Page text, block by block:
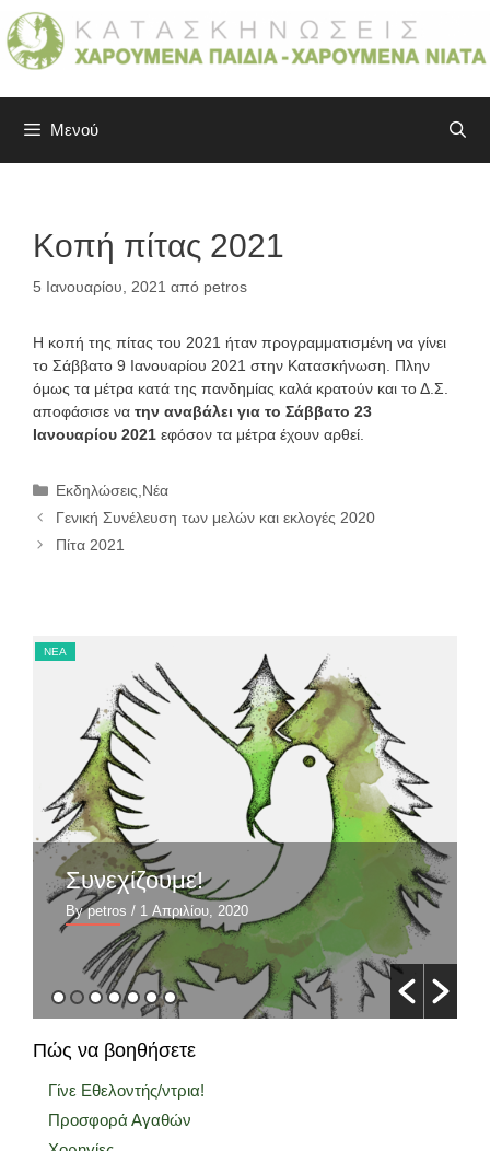
Μετάβαση
σε
περιεχόμενο
Μενού
Κοπή πίτας 2021
5 Ιανουαρίου, 2021 από petros
Η κοπή της πίτας του 2021 ήταν προγραμματισμένη να γίνει
το Σάββατο 9 Ιανουαρίου 2021 στην Κατασκήνωση. Πλην
όμως τα μέτρα κατά της πανδημίας καλά κρατούν και το Δ.Σ.
αποφάσισε να την αναβάλει για το Σάββατο 23
Ιανουαρίου 2021 εφόσον τα μέτρα έχουν αρθεί.
Κατηγορίες
Εκδηλώσεις Νέα
Γενική Συνέλευση των μελών και εκλογές 2020
Πίτα 2021
ΝΈΑ
Συνεχίζουμε!
By petros / 1 Απριλίου, 2020
Πώς να βοηθήσετε
Γίνε Εθελοντής/ντρια!
Προσφορά Αγαθών